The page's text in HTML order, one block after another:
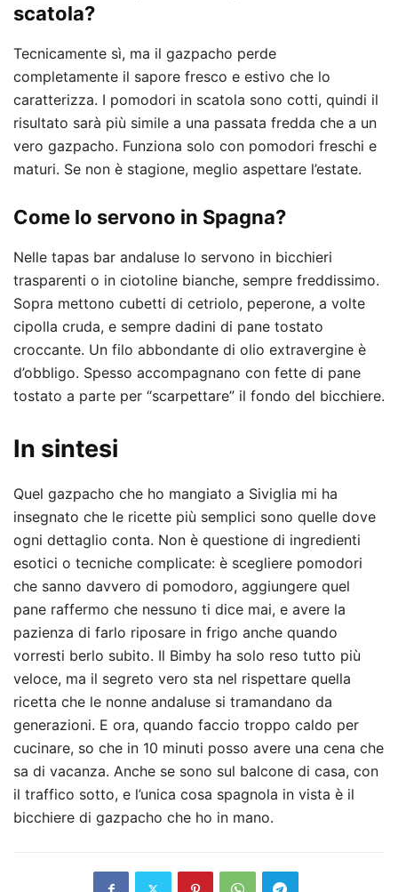
scatola?
Tecnicamente sì, ma il gazpacho perde
completamente il sapore fresco e estivo che lo
caratterizza. I pomodori in scatola sono cotti, quindi il
risultato sarà più simile a una passata fredda che a un
vero gazpacho. Funziona solo con pomodori freschi e
maturi. Se non è stagione, meglio aspettare l’estate.
Come lo servono in Spagna?
Nelle tapas bar andaluse lo servono in bicchieri
trasparenti o in ciotoline bianche, sempre freddissimo.
Sopra mettono cubetti di cetriolo, peperone, a volte
cipolla cruda, e sempre dadini di pane tostato
croccante. Un filo abbondante di olio extravergine è
d’obbligo. Spesso accompagnano con fette di pane
tostato a parte per “scarpettare” il fondo del bicchiere.
In sintesi
Quel gazpacho che ho mangiato a Siviglia mi ha
insegnato che le ricette più semplici sono quelle dove
ogni dettaglio conta. Non è questione di ingredienti
esotici o tecniche complicate: è scegliere pomodori
che sanno davvero di pomodoro, aggiungere quel
pane raffermo che nessuno ti dice mai, e avere la
pazienza di farlo riposare in frigo anche quando
vorresti berlo subito. Il Bimby ha solo reso tutto più
veloce, ma il segreto vero sta nel rispettare quella
ricetta che le nonne andaluse si tramandano da
generazioni. E ora, quando faccio troppo caldo per
cucinare, so che in 10 minuti posso avere una cena che
sa di vacanza. Anche se sono sul balcone di casa, con
il traffico sotto, e l’unica cosa spagnola in vista è il
bicchiere di gazpacho che ho in mano.